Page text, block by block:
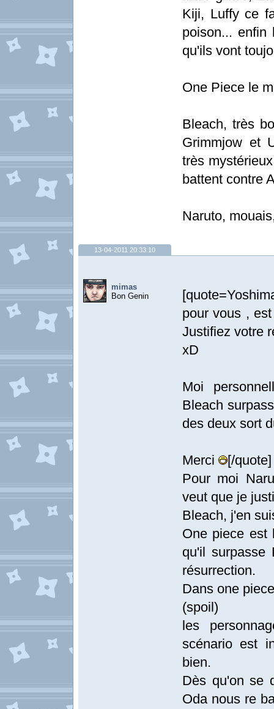
Kiji, Luffy ce
poison...
qu'ils vont
One Piece le
Bleach, très
Grimmjow et
très
battent contre
Naruto,
13-04-2011 20:33:10
mimas
Bon Genin
pour vous ,
Justifiez votre
xD
Moi
Bleach
des deux sort
Merci
[/quote]
Pour moi
veut que je
Bleach, j'en
One piece est
qu'il
résurrection.
Dans one
(spoil)
les
scénario est
bien.
Dès qu'on se
Oda nous re